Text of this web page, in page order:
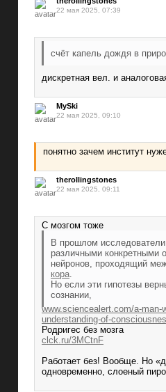
22 мая 2025, 07:39
счёт капель дождя в
дискретная вел. и
MySki
22 мая 2025, 09:10
понятно зачем институт
therollingstones
22 мая 2025, 09:11
С мозгом тоже
В прошлом
различными конкретными
нейронов, проходящий
кора.
Но если эти гипотезы
сознании,
www.sciencealert.com/a-man-
understanding-of-
Родригес без мозга
clck.ru/3MCtnF
Работает без! Вообще. Но
одновременно, слоеный